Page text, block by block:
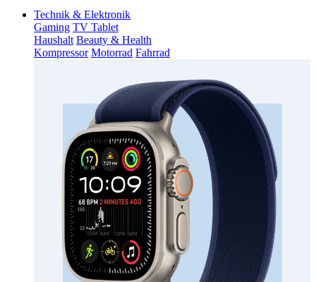
Technik & Elektronik
Gaming TV Tablet
Haushalt Beauty & Health
Kompressor Motorrad Fahrrad